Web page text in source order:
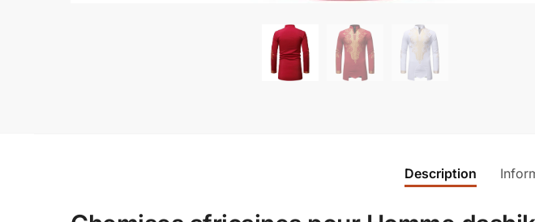
Description